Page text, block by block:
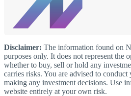
Disclaimer: The information found on
purposes only. It does not represent the
whether to buy, sell or hold any
carries risks. You are advised to
making any investment decisions. Use
website entirely at your own risk.